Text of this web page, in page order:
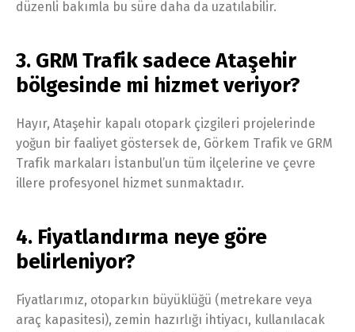
düzenli bakımla bu süre daha da uzatılabilir.
3. GRM Trafik sadece Ataşehir
bölgesinde mi hizmet veriyor?
Hayır, Ataşehir kapalı otopark çizgileri projelerinde
yoğun bir faaliyet göstersek de, Görkem Trafik ve GRM
Trafik markaları İstanbul’un tüm ilçelerine ve çevre
illere profesyonel hizmet sunmaktadır.
4. Fiyatlandırma neye göre
belirleniyor?
Fiyatlarımız, otoparkın büyüklüğü (metrekare veya
araç kapasitesi), zemin hazırlığı ihtiyacı, kullanılacak